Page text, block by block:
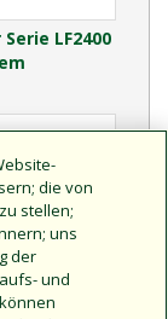
LF2400
die von
stellen;
uns
der
und